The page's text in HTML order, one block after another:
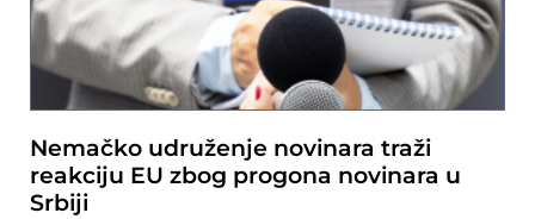
Nemačko udruženje novinara traži
reakciju EU zbog progona novinara u
Srbiji